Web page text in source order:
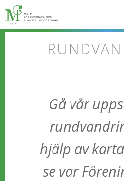
Gå vår
hjälp av
se var